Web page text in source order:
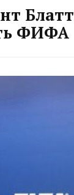
ФИФА